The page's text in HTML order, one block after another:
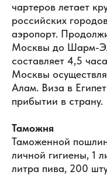
чартеров летает
российских
аэропорт.
Москвы до Шарм-
составляет 4,5
Москвы
Алам. Виза в
прибытии в страну.
Таможня
Таможенной
личной гигиены, 1
литра пива, 200